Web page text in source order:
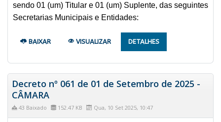
sendo 01 (um) Titular e 01 (um) Suplente, das seguintes
Secretarias Municipais e Entidades:
BAIXAR VISUALIZAR DETALHES
Decreto nº 061 de 01 de Setembro de 2025 -
CÂMARA
43 Baixado 152.47 KB Qua, 10 Set 2025, 10:47